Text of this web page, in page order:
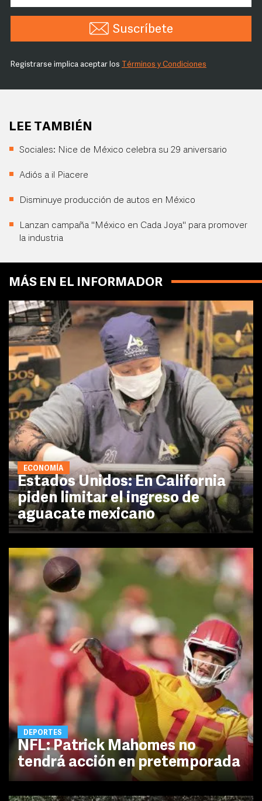
Suscríbete
Registrarse implica aceptar los Términos y Condiciones
LEE TAMBIÉN
Sociales: Nice de México celebra su 29 aniversario
Adiós a il Piacere
Disminuye producción de autos en México
Lanzan campaña "México en Cada Joya" para promover
la industria
MÁS EN EL INFORMADOR
ECONOMÍA
Estados Unidos: En California
piden limitar el ingreso de
aguacate mexicano
DEPORTES
NFL: Patrick Mahomes no
tendrá acción en pretemporada